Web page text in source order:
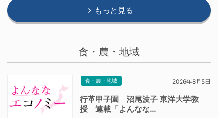
もっと見る
食・農・地域
食・農・地域 2026年8月5日
行革甲子園 沼尾波子 東洋大学教
授 連載「よんなな…